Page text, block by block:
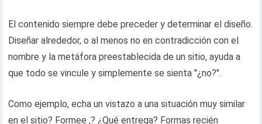
El contenido siempre debe preceder y determinar el diseño.
Diseñar alrededor, o al menos no en contradicción con el
nombre y la metáfora preestablecida de un sitio, ayuda a
que todo se vincule y simplemente se sienta "¿no?".
Como ejemplo, echa un vistazo a una situación muy similar
en el sitio? Formee ,? ¿Qué entrega? Formas recién